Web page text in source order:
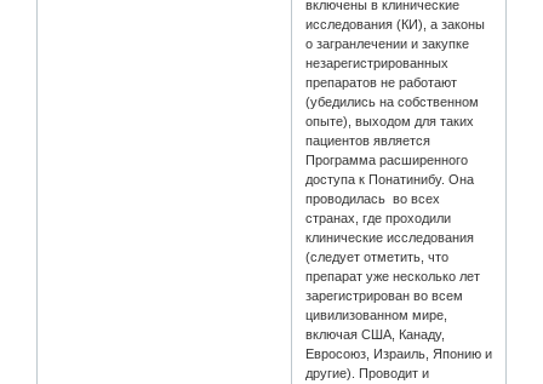
включены в клинические
исследования (КИ), а законы
о загранлечении и закупке
незарегистрированных
препаратов не работают
(убедились на собственном
опыте), выходом для таких
пациентов является
Программа расширенного
доступа к Понатинибу. Она
проводилась во всех
странах, где проходили
клинические исследования
(следует отметить, что
препарат уже несколько лет
зарегистрирован во всем
цивилизованном мире,
включая США, Канаду,
Евросоюз, Израиль, Японию и
другие). Проводит и